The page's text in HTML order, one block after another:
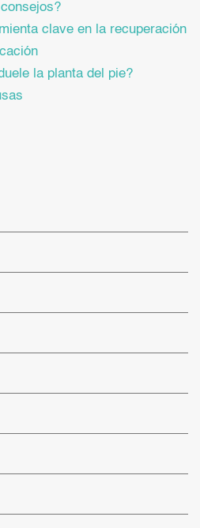
clave en la recuperación
la planta del pie?